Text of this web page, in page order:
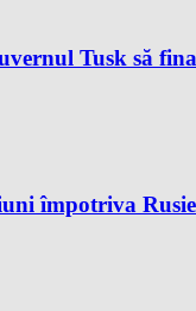
Tusk să
împotriva